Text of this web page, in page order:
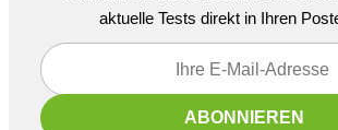
aktuelle Tests direkt in Ihren